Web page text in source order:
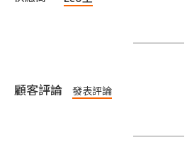
顧客評論 發表評論